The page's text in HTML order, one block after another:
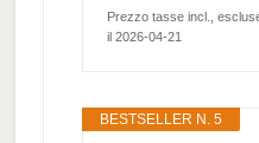
Prezzo tasse incl.,
il 2026-04-21
BESTSELLER N. 5